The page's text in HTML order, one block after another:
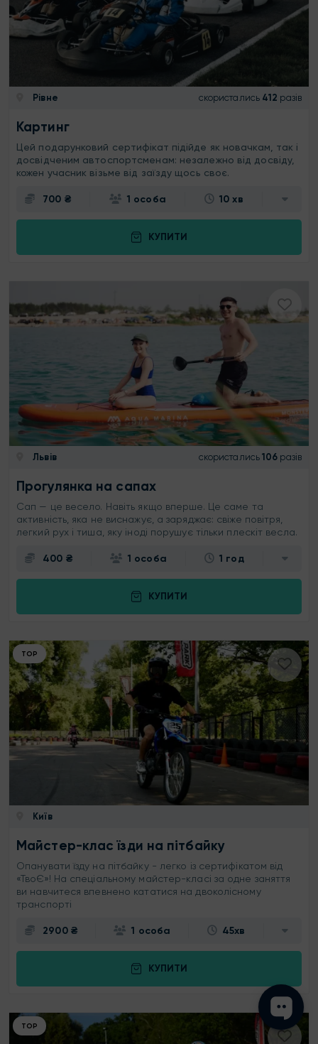
Рівне скористались 412 разів
Картинг
Цей подарунковий сертифікат підійде як новачкам, так і
досвідченим автоспортсменам: незалежно від досвіду,
кожен учасник візьме від заїзду щось своє.
700 ₴ 1 особа 10 хв
КУПИТИ
Львів скористались 106 разів
Прогулянка на сапах
Сап — це весело. Навіть якщо вперше. Це саме та
активність, яка не виснажує, а заряджає: свіже повітря,
легкий рух і тиша, яку іноді порушує тільки плескіт весла.
400 ₴ 1 особа 1 год
КУПИТИ
ТОР
Київ
Майстер-клас їзди на пітбайку
Опанувати їзду на пітбайку - легко із сертифікатом від
«ТвоЄ»! На спеціальному майстер-класі за одне заняття
ви навчитеся впевнено кататися на двоколісному
транспорті
2900 ₴ 1 особа 45хв
КУПИТИ
ТОР